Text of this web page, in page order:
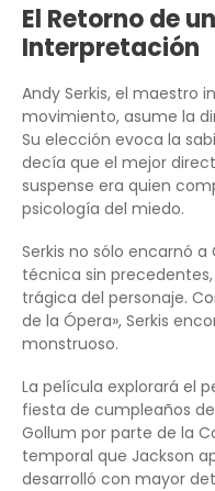
El Retorno de
Interpretación
Andy Serkis, el maestro
movimiento, asume la
Su elección evoca la
decía que el mejor
suspense era quien
psicología del miedo.
Serkis no sólo encarnó
técnica sin
trágica del personaje.
de la Ópera», Serkis
monstruoso.
La película explorará el
fiesta de cumpleaños
Gollum por parte de la
temporal que Jackson
desarrolló con mayor